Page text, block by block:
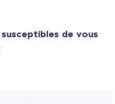
susceptibles de vous